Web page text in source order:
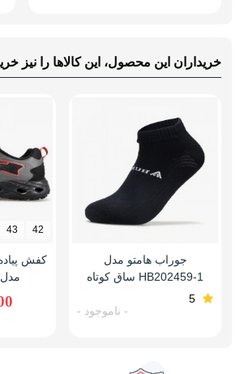
پس از پرداخت موفق، شماره سفارش از
از بخش تاریخچه سفارشات حساب کاربری
در صورت داشتن هرگونه سوال نیز
چت آنلاین و تماس تلفنی آماده پاسخگویی
خریداران این محصول، این کالاها را نیز
جوراب هامتو مدل
HB202459-1 ساق کوتاه
5
- ناموجود -
42
43
کفش
مدل 650123A-2